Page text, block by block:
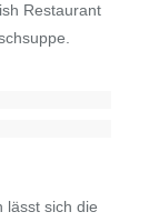
Restaurant
lässt sich die